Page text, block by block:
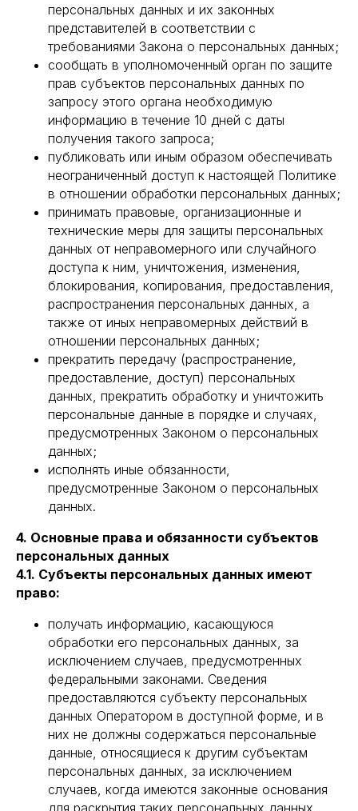
персональных данных и их законных
представителей в соответствии с
требованиями Закона о персональных данных;
сообщать в уполномоченный орган по защите
прав субъектов персональных данных по
запросу этого органа необходимую
информацию в течение 10 дней с даты
получения такого запроса;
публиковать или иным образом обеспечивать
неограниченный доступ к настоящей Политике
в отношении обработки персональных данных;
принимать правовые, организационные и
технические меры для защиты персональных
данных от неправомерного или случайного
доступа к ним, уничтожения, изменения,
блокирования, копирования, предоставления,
распространения персональных данных, а
также от иных неправомерных действий в
отношении персональных данных;
прекратить передачу (распространение,
предоставление, доступ) персональных
данных, прекратить обработку и уничтожить
персональные данные в порядке и случаях,
предусмотренных Законом о персональных
данных;
исполнять иные обязанности,
предусмотренные Законом о персональных
данных.
4. Основные права и обязанности субъектов
персональных данных
4.1. Субъекты персональных данных имеют
право:
получать информацию, касающуюся
обработки его персональных данных, за
исключением случаев, предусмотренных
федеральными законами. Сведения
предоставляются субъекту персональных
данных Оператором в доступной форме, и в
них не должны содержаться персональные
данные, относящиеся к другим субъектам
персональных данных, за исключением
случаев, когда имеются законные основания
для раскрытия таких персональных данных.